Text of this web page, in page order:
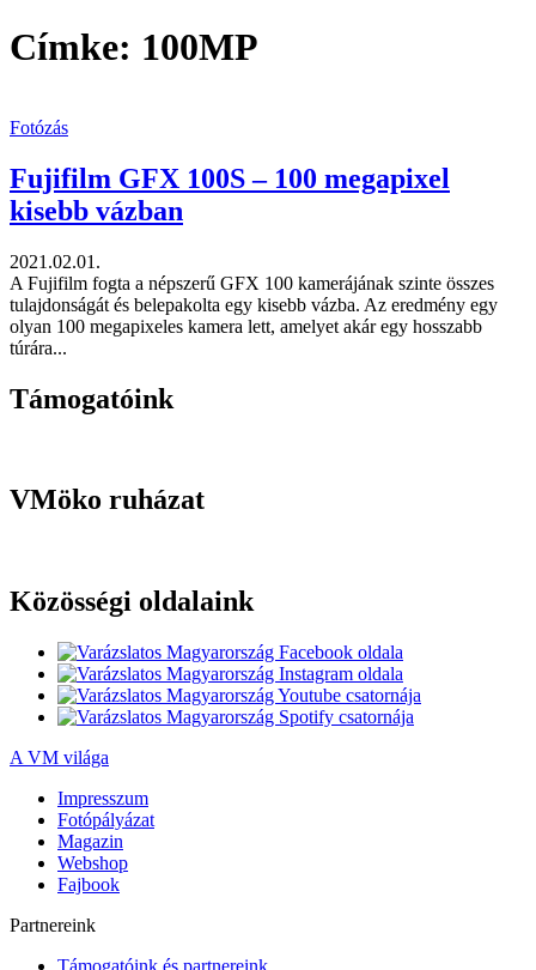
Címke: 100MP
Fotózás
Fujifilm GFX 100S – 100 megapixel
kisebb vázban
2021.02.01.
A Fujifilm fogta a népszerű GFX 100 kamerájának szinte összes
tulajdonságát és belepakolta egy kisebb vázba. Az eredmény egy
olyan 100 megapixeles kamera lett, amelyet akár egy hosszabb
túrára...
Támogatóink
VMöko ruházat
Közösségi oldalaink
A VM világa
Impresszum
Fotópályázat
Magazin
Webshop
Fajbook
Partnereink